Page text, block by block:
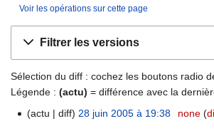
Voir les opérations sur cette page
navigation
recherche
Filtrer les versions
Sélection du diff : cochez les boutons radio
Légende : (actu) = différence avec la
actu
diff 28 juin 2005 à 19:38 none